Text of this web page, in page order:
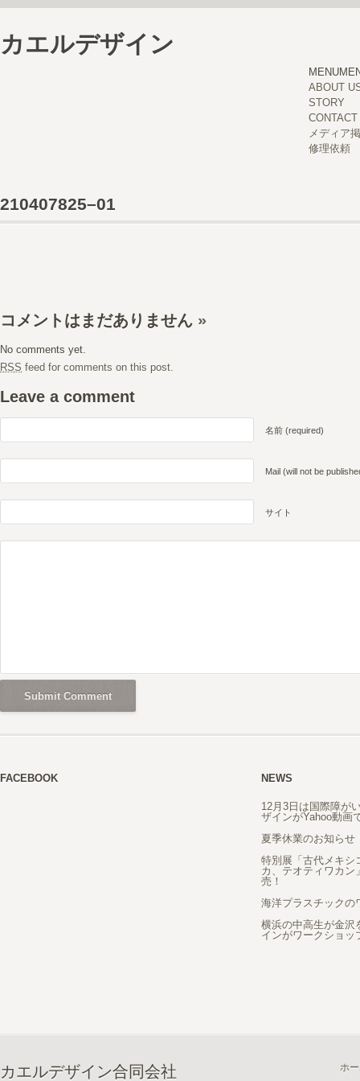
カエルデザイン
MENU
ABOUT
STORY
CONTACT
メディア
修理依頼
210407825–01
コメントはまだありません »
No comments yet.
RSS feed for comments on this post.
Leave a comment
名前 (required)
Mail (will not be
サイト
FACEBOOK NEWS
12月3日は国際障が
ザインがYahoo動画
夏季休業のお知らせ
特別展「古代メキ
カ、テオティワカン
売！
海洋プラスチックの
横浜の中高生が金沢
インがワークショッ
カエルデザイン合同会社 ホ